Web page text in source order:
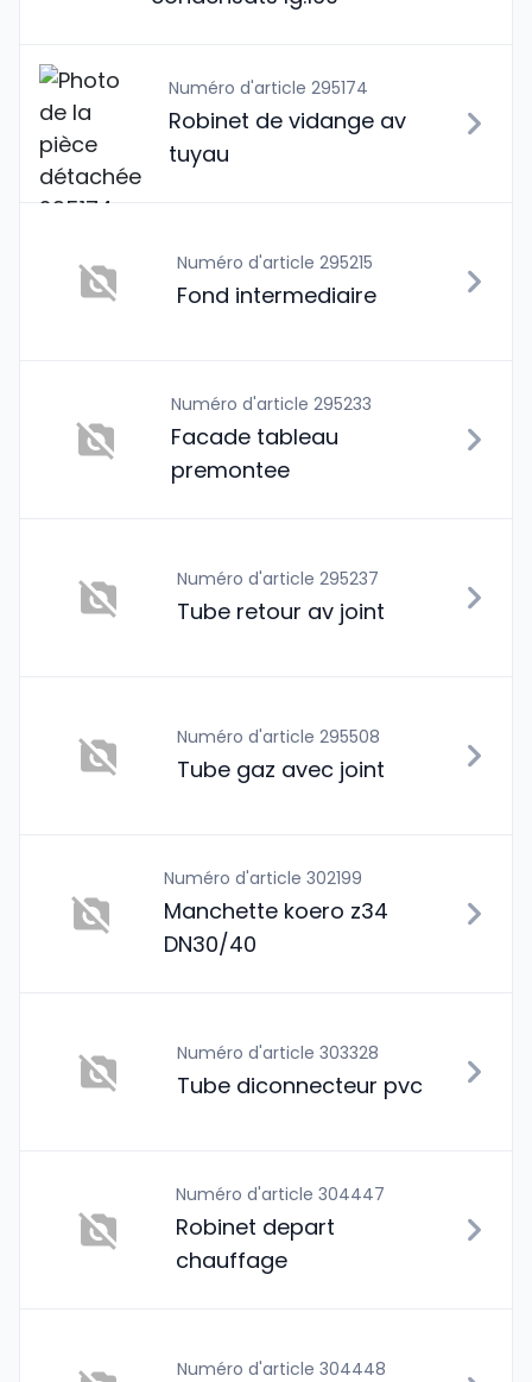
Numéro d'article 295174
Robinet de vidange av
tuyau
Numéro d'article 295215
Fond intermediaire
Numéro d'article 295233
Facade tableau
premontee
Numéro d'article 295237
Tube retour av joint
Numéro d'article 295508
Tube gaz avec joint
Numéro d'article 302199
Manchette koero z34
DN30/40
Numéro d'article 303328
Tube diconnecteur pvc
Numéro d'article 304447
Robinet depart
chauffage
Numéro d'article 304448